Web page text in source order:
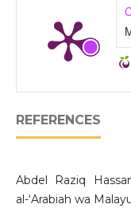
REFERENCES
Abdel Raziq
al-‘Arabiah wa